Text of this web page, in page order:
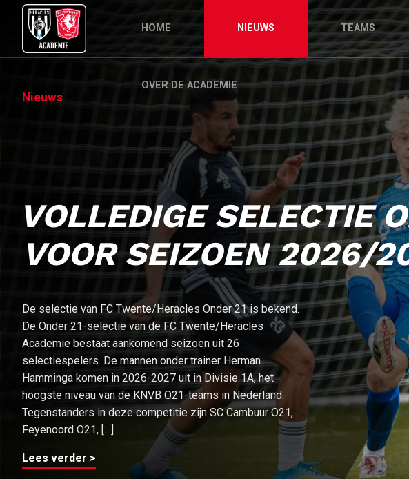
HOME NIEUWS TEAMS
OVER DE ACADEMIE
Nieuws
VOLLEDIGE SELECTIE
VOOR SEIZOEN 2026/
De selectie van FC Twente/Heracles Onder 21 is bekend.
De Onder 21-selectie van de FC Twente/Heracles
Academie bestaat aankomend seizoen uit 26
selectiespelers. De mannen onder trainer Herman
Hamminga komen in 2026-2027 uit in Divisie 1A, het
hoogste niveau van de KNVB O21-teams in Nederland.
Tegenstanders in deze competitie zijn SC Cambuur O21,
Feyenoord O21, […]
Lees verder >